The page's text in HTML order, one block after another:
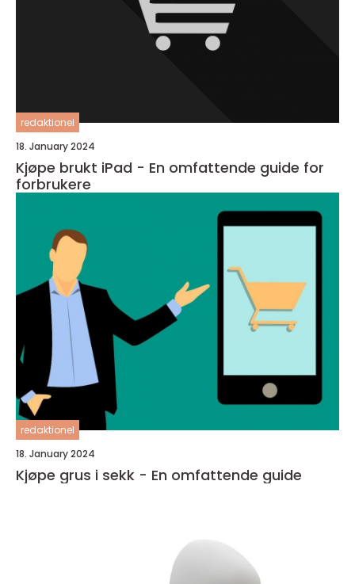
redaktionel
18. January 2024
Kjøpe brukt iPad - En omfattende guide for
forbrukere
redaktionel
18. January 2024
Kjøpe grus i sekk - En omfattende guide